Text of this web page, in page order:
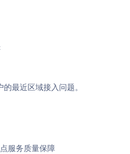
最近区域接入问题。
服务质量保障